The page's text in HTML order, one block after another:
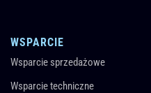
WSPARCIE
Wsparcie sprzedażowe
Wsparcie techniczne